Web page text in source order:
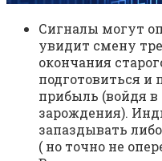
Сигналы могут
увидит смену
окончания
подготовиться
прибыль (войдя
зарождения).
запаздывать
( но точно не